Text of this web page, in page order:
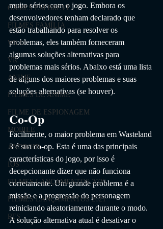
GAMES EM BREVE
FILMES FAMÍLIA
Wii U
VR
ANIME
FILMES DE ANIME
FILME DE ESPIONAGEM
MOBILE
ANDROID
IOS
FILMES LANÇAMENTOS 2020
FILMES LANÇAMENTOS 2021
RTS
muito sérios com o jogo. Embora os
desenvolvedores tenham declarado que
estão trabalhando para resolver os
problemas, eles também forneceram
algumas soluções alternativas para
problemas mais sérios. Abaixo está uma lista
de alguns dos maiores problemas e suas
soluções alternativas (se houver).
Co-Op
Facilmente, o maior problema em Wasteland
3 é sua co-op. Esta é uma das principais
características do jogo, por isso é
decepcionante dizer que não funciona
corretamente. Um grande problema é a
missão e a progressão do personagem
reiniciando aleatoriamente durante o modo.
A solução alternativa atual é desativar o